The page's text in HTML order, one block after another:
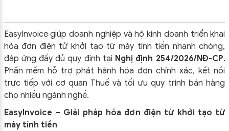
EasyInvoice giúp doanh nghiệp và hộ kinh doanh triển khai
hóa đơn điện tử khởi tạo từ máy tính tiền nhanh chóng,
đáp ứng đầy đủ quy định tại Nghị định 254/2026/NĐ-CP.
Phần mềm hỗ trợ phát hành hóa đơn chính xác, kết nối
trực tiếp với cơ quan Thuế và tối ưu quy trình bán hàng
cho nhiều ngành nghề.
EasyInvoice – Giải pháp hóa đơn điện tử khởi tạo từ
máy tính tiền